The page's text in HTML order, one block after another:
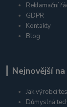
Reklamační
GDPR
Kontakty
Blog
Nejnovější
Jak výrobci
Důmyslná